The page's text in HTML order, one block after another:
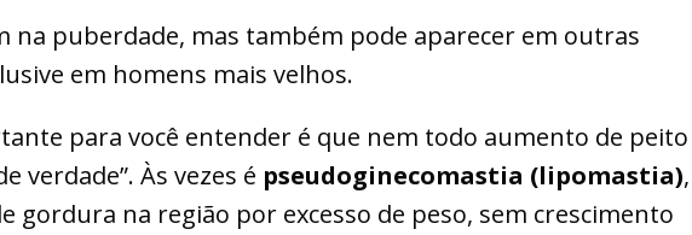
na puberdade, mas também pode aparecer em outras
em homens mais velhos.
para você entender é que nem todo aumento de peito
verdade”. Às vezes é pseudoginecomastia (lipomastia),
gordura na região por excesso de peso, sem crescimento